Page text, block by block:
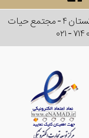
آدرس: تهران - خ پاسداران - رو به روی اقدسیه - تنگستان ۴ - مجتمع حیات
۰۰۰ ۱۰